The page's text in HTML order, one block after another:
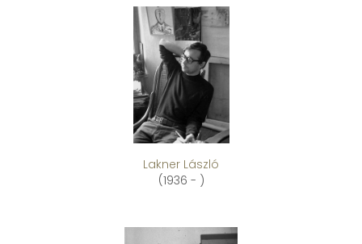
Lakner László
(1936 - )